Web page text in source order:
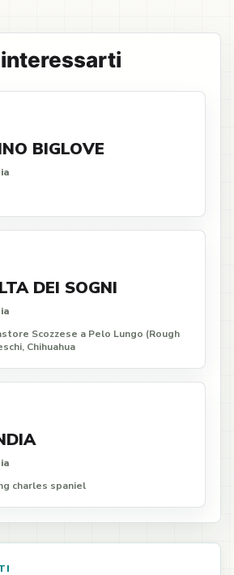
BIGLOVE
DEI SOGNI
Scozzese a Pelo Lungo (Rough
Chihuahua
charles spaniel